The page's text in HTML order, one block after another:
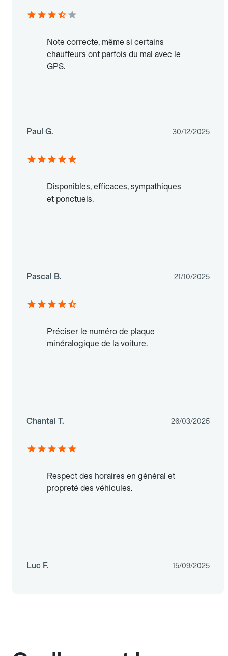
Note correcte, même si certains
chauffeurs ont parfois du mal avec le
GPS.
Paul G. 30/12/2025
Disponibles, efficaces, sympathiques
et ponctuels.
Pascal B. 21/10/2025
Préciser le numéro de plaque
minéralogique de la voiture.
Chantal T. 26/03/2025
Respect des horaires en général et
propreté des véhicules.
Luc F. 15/09/2025